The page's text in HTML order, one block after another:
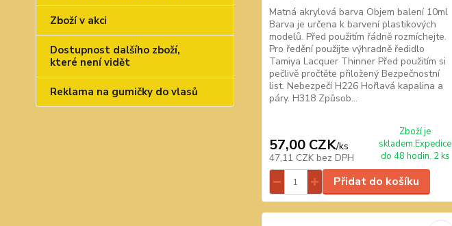
Zboží v akci
Dostupnost dalšího zboží,
které není vidět
Reklama na gumičky do vlasů
Matná akrylová barva Objem balení 10ml
Barva je určena k barvení plastikových
modelů. Před použitím řádně rozmíchejte.
Pro ředění použijte výhradně ředidlo
Tamiya Lacquer Thinner Před použitím si
pečlivě pročtěte přiložený Bezpečnostní
list. Nebezpečí H226 Hořlavá kapalina a
páry. H318 Způsob...
57,00 CZK/ks
47,11 CZK bez DPH
Zboží je
skladem.Expedice
do 48 hodin. 2 ks
Přidat do košíku